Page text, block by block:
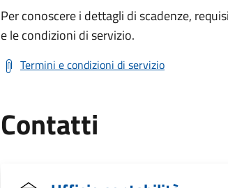
Per conoscere i dettagli di scadenze,
e le condizioni di servizio.
Termini e condizioni di servizio
Contatti